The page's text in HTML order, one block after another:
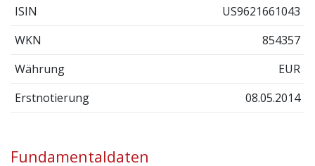
ISIN
US9621661043
WKN
854357
Währung
EUR
Erstnotierung
08.05.2014
Fundamentaldaten